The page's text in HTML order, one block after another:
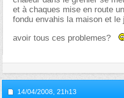
et à chaques mise en route
fondu envahis la maison et
avoir tous ces problemes?
14/04/2008, 21h13